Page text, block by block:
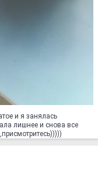
и я занялась
лишнее и снова все